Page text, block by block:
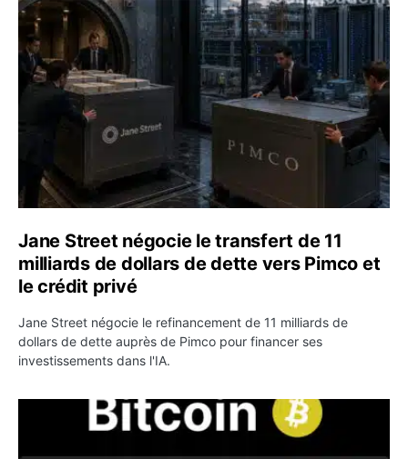
Jane Street négocie le transfert de 11 milliards de
Jane Street négocie le transfert de 11
milliards de dollars de dette vers Pimco et
le crédit privé
Jane Street négocie le refinancement de 11 milliards de
dollars de dette auprès de Pimco pour financer ses
investissements dans l'IA.
Bitcoin stagne à 64 000 dollars pendant que les